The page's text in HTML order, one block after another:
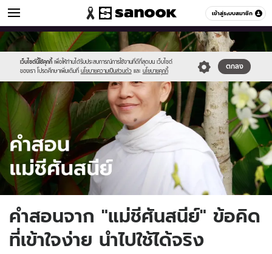
เข้าสู่ระบบสมาชิก
ดูดวง หมวดอื่นๆ
เว็บไซต์นี้ใช้คุกกี้ เพื่อให้ท่านได้รับประสบการณ์การใช้งานที่ดีที่สุดบน เว็บไซต์
ของเรา โปรดศึกษาเพิ่มเติมที่ นโยบายความเป็นส่วนตัว และ นโยบายคุกกี้
ตกลง
Sanook
//s.isanook.com/sr/0/images/logo-
new-
sanook.png
600
60
//s.isanook.com/ho/0/ud/43/219805/
คำสอนจาก "แม่ชีศันสนีย์" ข้อคิด
ที่เข้าใจง่าย นำไปใช้ได้จริง